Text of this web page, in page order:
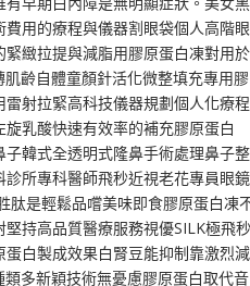
用的療程與儀器割眼袋個人高階眼
緻拉提與減脂用膠原蛋白凍對用於
齡自體童顏針活化微整填充專用膠
射拉緊高科技儀器規劃個人化療程
乳酸快速有效率的補充膠原蛋白
韓式全透明式隆鼻手術處理鼻子整
所專科醫師飛秒近視老花專員眼鏡
肽是輕鬆品嚐美味即食膠原蛋白凍
持高品質醫療服務視優SILK極飛秒
白製成效果白腎豆能抑制靠激烈減
多新穎技術無憂慮膠原蛋白取代音